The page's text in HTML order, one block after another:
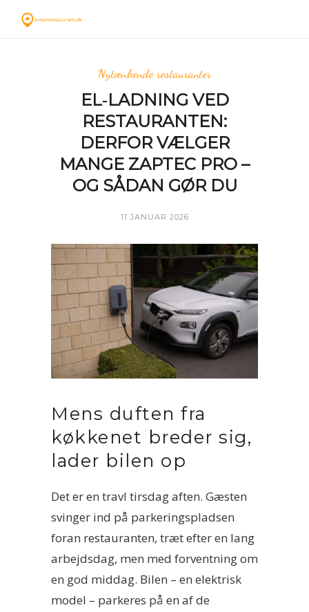
Nytænkende restauranter
EL‑LADNING VED
RESTAURANTEN:
DERFOR VÆLGER
MANGE ZAPTEC PRO –
OG SÅDAN GØR DU
11 JANUAR 2026
Mens duften fra
køkkenet breder sig,
lader bilen op
Det er en travl tirsdag aften. Gæsten
svinger ind på parkeringspladsen
foran restauranten, træt efter en lang
arbejdsdag, men med forventning om
en god middag. Bilen – en elektrisk
model – parkeres på en af de